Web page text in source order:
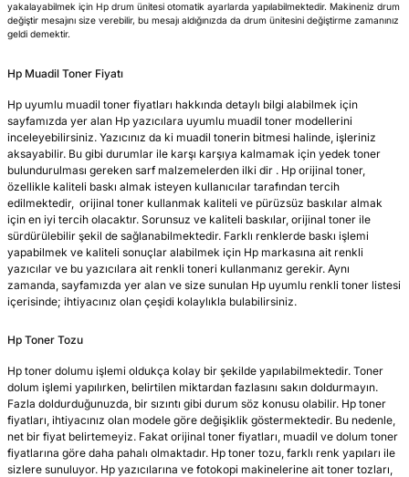
yakalayabilmek için Hp drum ünitesi otomatik ayarlarda yapılabilmektedir. Makineniz drum
değiştir mesajını size verebilir, bu mesajı aldığınızda da drum ünitesini değiştirme zamanınız
geldi demektir.
Hp Muadil Toner Fiyatı
Hp uyumlu muadil toner fiyatları hakkında detaylı bilgi alabilmek için
sayfamızda yer alan Hp yazıcılara uyumlu muadil toner modellerini
inceleyebilirsiniz. Yazıcınız da ki muadil tonerin bitmesi halinde, işleriniz
aksayabilir. Bu gibi durumlar ile karşı karşıya kalmamak için yedek toner
bulundurulması gereken sarf malzemelerden ilki dir . Hp orijinal toner,
özellikle kaliteli baskı almak isteyen kullanıcılar tarafından tercih
edilmektedir, orijinal toner kullanmak kaliteli ve pürüzsüz baskılar almak
için en iyi tercih olacaktır. Sorunsuz ve kaliteli baskılar, orijinal toner ile
sürdürülebilir şekil de sağlanabilmektedir. Farklı renklerde baskı işlemi
yapabilmek ve kaliteli sonuçlar alabilmek için Hp markasına ait renkli
yazıcılar ve bu yazıcılara ait renkli toneri kullanmanız gerekir. Aynı
zamanda, sayfamızda yer alan ve size sunulan Hp uyumlu renkli toner listesi
içerisinde; ihtiyacınız olan çeşidi kolaylıkla bulabilirsiniz.
Hp Toner Tozu
Hp toner dolumu işlemi oldukça kolay bir şekilde yapılabilmektedir. Toner
dolum işlemi yapılırken, belirtilen miktardan fazlasını sakın doldurmayın.
Fazla doldurduğunuzda, bir sızıntı gibi durum söz konusu olabilir. Hp toner
fiyatları, ihtiyacınız olan modele göre değişiklik göstermektedir. Bu nedenle,
net bir fiyat belirtemeyiz. Fakat orijinal toner fiyatları, muadil ve dolum toner
fiyatlarına göre daha pahalı olmaktadır. Hp toner tozu, farklı renk yapıları ile
sizlere sunuluyor. Hp yazıcılarına ve fotokopi makinelerine ait toner tozları,